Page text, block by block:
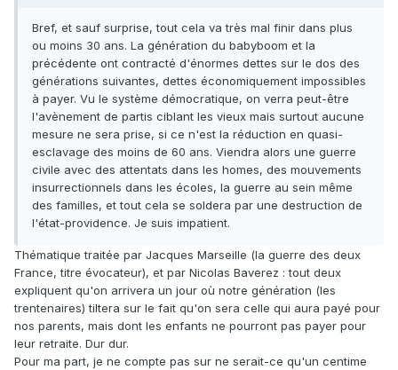
Bref, et sauf surprise, tout cela va très mal finir dans plus
ou moins 30 ans. La génération du babyboom et la
précédente ont contracté d'énormes dettes sur le dos des
générations suivantes, dettes économiquement impossibles
à payer. Vu le système démocratique, on verra peut-être
l'avènement de partis ciblant les vieux mais surtout aucune
mesure ne sera prise, si ce n'est la réduction en quasi-
esclavage des moins de 60 ans. Viendra alors une guerre
civile avec des attentats dans les homes, des mouvements
insurrectionnels dans les écoles, la guerre au sein même
des familles, et tout cela se soldera par une destruction de
l'état-providence. Je suis impatient.
Thématique traitée par Jacques Marseille (la guerre des deux
France, titre évocateur), et par Nicolas Baverez : tout deux
expliquent qu'on arrivera un jour où notre génération (les
trentenaires) tiltera sur le fait qu'on sera celle qui aura payé pour
nos parents, mais dont les enfants ne pourront pas payer pour
leur retraite. Dur dur.
Pour ma part, je ne compte pas sur ne serait-ce qu'un centime